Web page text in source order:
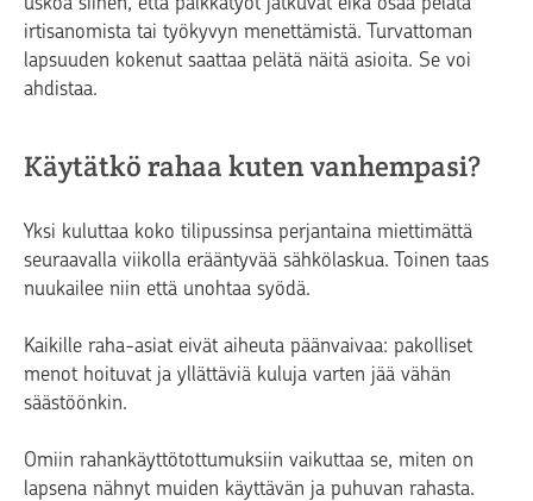
irtisanomista tai työkyvyn menettämistä. Turvattoman
lapsuuden kokenut saattaa pelätä näitä asioita. Se voi
ahdistaa.
Käytätkö rahaa kuten vanhempasi?
Yksi kuluttaa koko tilipussinsa perjantaina miettimättä
seuraavalla viikolla erääntyvää sähkölaskua. Toinen taas
nuukailee niin että unohtaa syödä.
Kaikille raha-asiat eivät aiheuta päänvaivaa: pakolliset
menot hoituvat ja yllättäviä kuluja varten jää vähän
säästöönkin.
Omiin rahankäyttötottumuksiin vaikuttaa se, miten on
lapsena nähnyt muiden käyttävän ja puhuvan rahasta.